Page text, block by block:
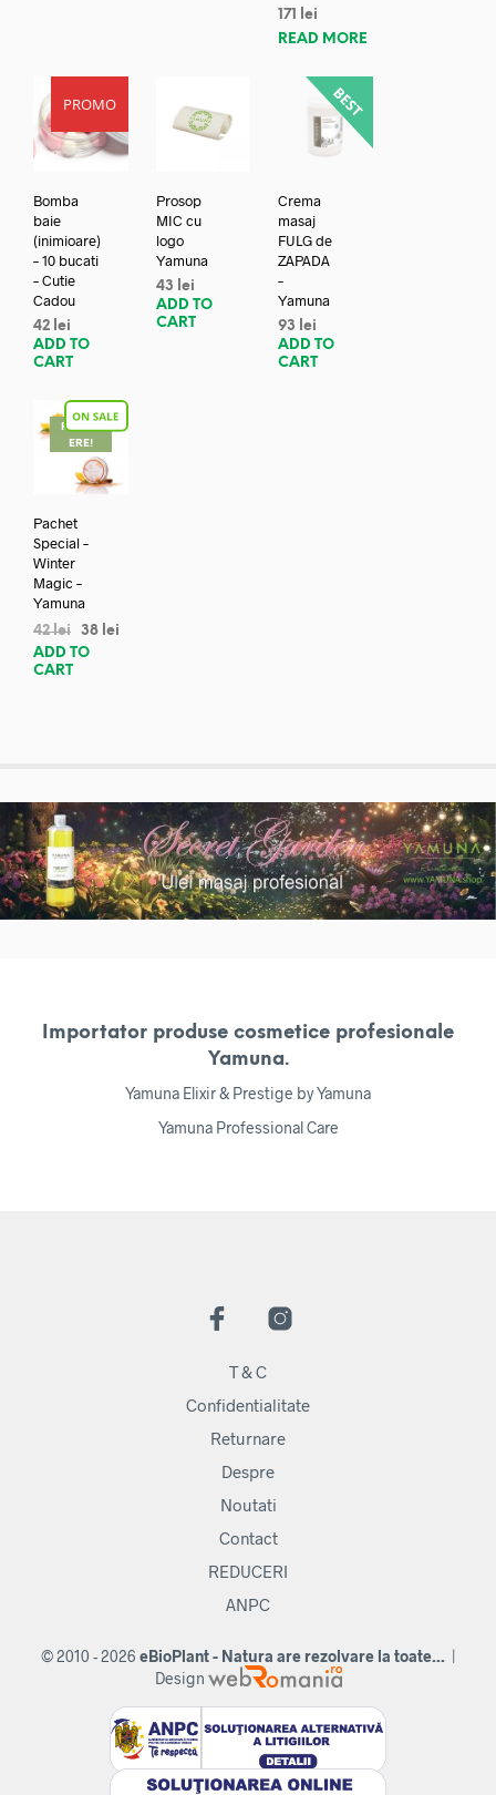
171
lei
READ MORE
PROMO
Bomba
baie
(inimioare)
– 10 bucati
– Cutie
Cadou
42 lei
ADD TO
CART
Prosop
MIC cu
logo
Yamuna
43
lei
ADD TO
CART
Crema
masaj
FULG de
ZAPADA
–
Yamuna
93
lei
ADD TO
CART
REDUC
ERE!
Pachet
Special –
Winter
Magic –
Yamuna
42lei 38 lei
ADD TO
CART
Importator produse cosmetice profesionale
Yamuna.
Yamuna Elixir & Prestige by Yamuna
Yamuna Professional Care
T & C
Confidentialitate
Returnare
Despre
Noutati
Contact
REDUCERI
ANPC
© 2010 - 2026 eBioPlant - Natura are rezolvare la toate... |
Design